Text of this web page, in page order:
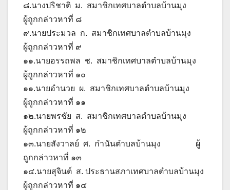
๘.นางปริชาติ ม. สมาชิกเทศบาลตำบลบ้านมุง
ผู้ถูกกล่าวหาที่ ๘
๙.นายประมวล ก. สมาชิกเทศบาลตำบลบ้านมุง
ผู้ถูกกล่าวหาที่ ๙
๑๑.นายอรรถพล ช. สมาชิกเทศบาลตำบลบ้านมุง
ผู้ถูกกล่าวหาที่ ๑๐
๑๑.นายอำนวย ผ. สมาชิกเทศบาลตำบลบ้านมุง
ผู้ถูกกล่าวหาที่ ๑๑
๑๒.นายพรชัย ส. สมาชิกเทศบาลตำบลบ้านมุง
ผู้ถูกกล่าวหาที่ ๑๒
๑๓.นายสังวาลย์ ศ. กำนันตำบลบ้านมุง ผู้
ถูกกล่าวหาที่ ๑๓
๑๔.นายสุจินต์ ส. ประธานสภาเทศบาลตำบลบ้านมุง
ผู้ถูกกล่าวหาที่ ๑๔